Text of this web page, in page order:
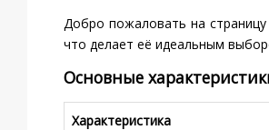
Добро пожаловать на страницу
что делает её идеальным
Основные
Характеристика